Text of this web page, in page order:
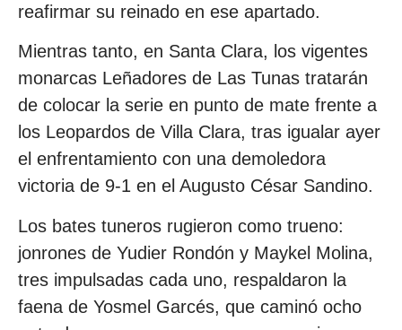
reafirmar su reinado en ese apartado.
Mientras tanto, en Santa Clara, los vigentes
monarcas Leñadores de Las Tunas tratarán
de colocar la serie en punto de mate frente a
los Leopardos de Villa Clara, tras igualar ayer
el enfrentamiento con una demoledora
victoria de 9-1 en el Augusto César Sandino.
Los bates tuneros rugieron como trueno:
jonrones de Yudier Rondón y Maykel Molina,
tres impulsadas cada uno, respaldaron la
faena de Yosmel Garcés, que caminó ocho